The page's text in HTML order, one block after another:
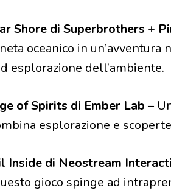
Shore di Superbrothers +
oceanico in un’avventura
esplorazione dell’ambiente.
of Spirits di Ember Lab –
esplorazione e
Inside di Neostream
gioco spinge ad